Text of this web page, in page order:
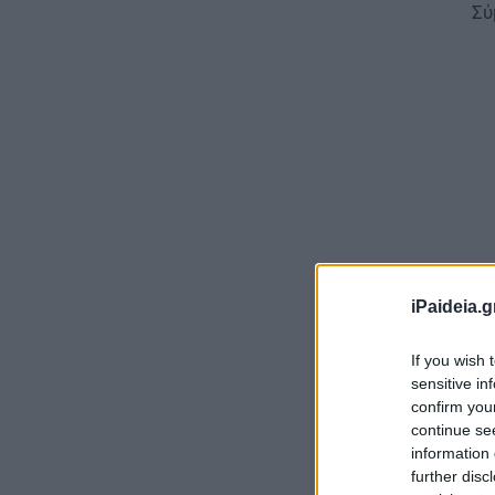
If you wish
sensitive
confirm
continue
information
further